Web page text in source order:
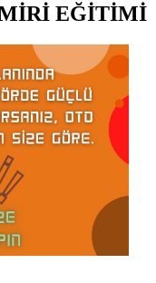
EĞİTİMİ